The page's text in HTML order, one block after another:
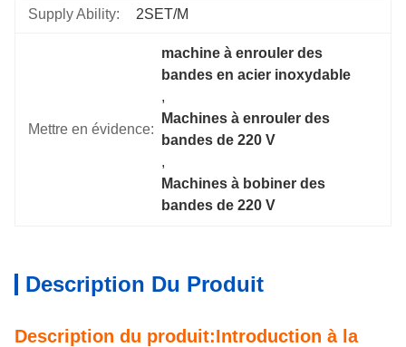
Supply Ability: 2SET/M
Mettre en évidence:
machine à enrouler des
bandes en acier inoxydable
,
Machines à enrouler des
bandes de 220 V
,
Machines à bobiner des
bandes de 220 V
Description Du Produit
Description du produit:Introduction à la